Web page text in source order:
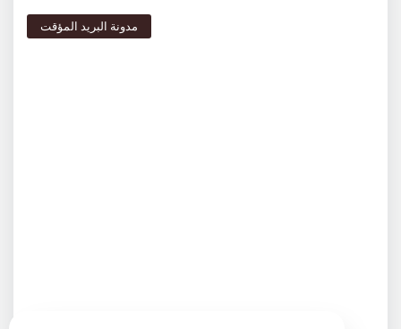
مدونة البريد المؤقت